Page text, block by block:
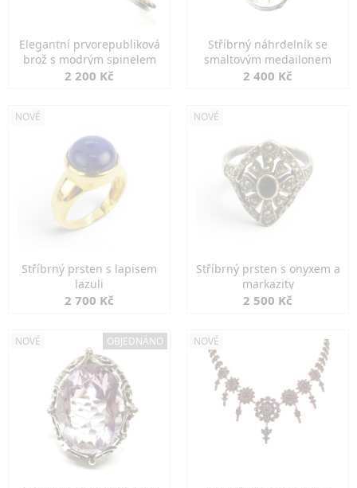
Elegantní prvorepubliková
brož s modrým spinelem
2 200 Kč
Stříbrný náhrdelník se
smaltovým medailonem
2 400 Kč
NOVÉ
Stříbrný prsten s lapisem
lazuli
2 700 Kč
NOVÉ
Stříbrný prsten s onyxem a
markazity
2 500 Kč
NOVÉ OBJEDNÁNO NOVÉ